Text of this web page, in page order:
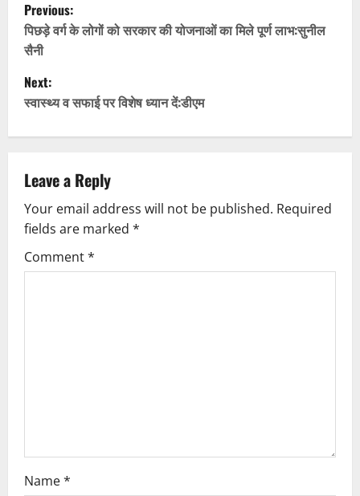
o
s
t
n
a
v
i
g
Previous:
पिछड़े वर्ग के लोगों को सरकार की योजनाओं का मिले पूर्ण लाभ:सुनील
सैनी
Next:
स्वास्थ्य व सफाई पर विशेष ध्यान दें:डीएम
Leave a Reply
Your email address will not be published. Required
fields are marked *
Comment*
Name*